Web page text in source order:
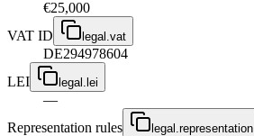
€25,000
VAT ID
legal.vat
DE294978604
LEI
legal.lei
—
Representation rules
legal.representation